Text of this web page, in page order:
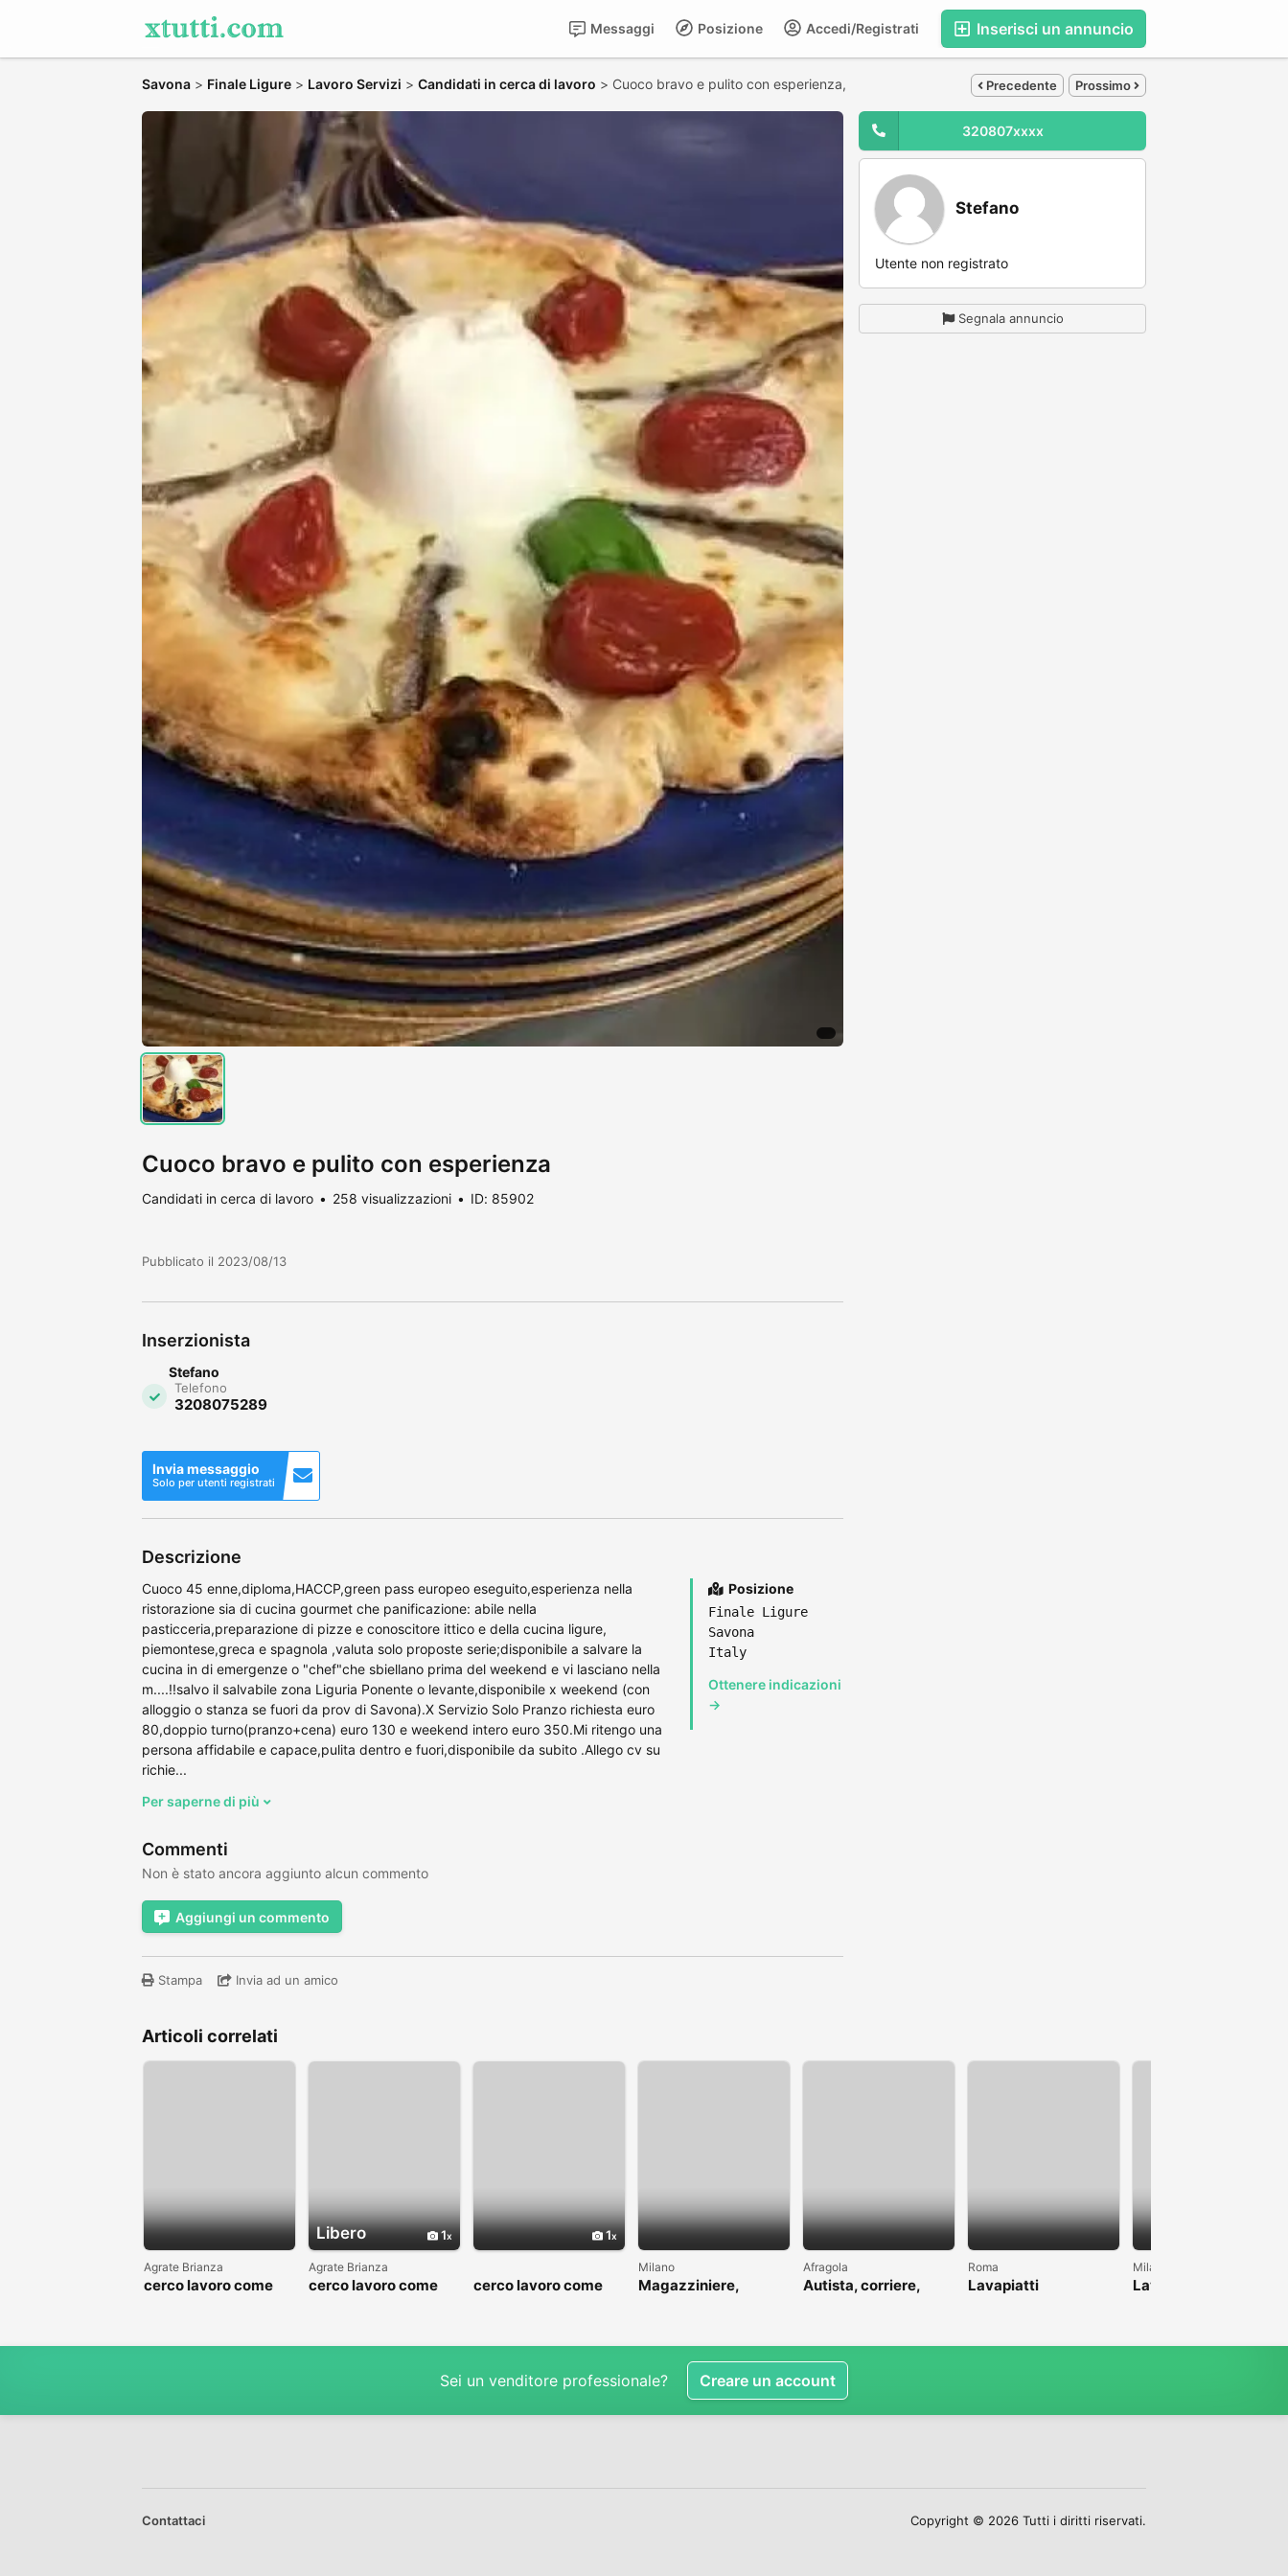
Inserisci un annuncio
Accedi/Registrati
Posizione
Messaggi
Savona > Finale Ligure > Lavoro Servizi > Candidati in cerca di lavoro > Cuoco bravo e pulito con esperienza, Precedente Prossimo
Cuoco bravo e pulito con esperienza
Candidati in cerca di lavoro 258 visualizzazioni ID: 85902
Pubblicato il 2023/08/13
Inserzionista
Stefano
Telefono
3208075289
Invia messaggio
Solo per utenti registrati
Descrizione
Cuoco 45 enne,diploma,HACCP,green pass europeo eseguito,esperienza nella
ristorazione sia di cucina gourmet che panificazione: abile nella
pasticceria,preparazione di pizze e conoscitore ittico e della cucina ligure,
piemontese,greca e spagnola ,valuta solo proposte serie;disponibile a salvare la
cucina in di emergenze o "chef"che sbiellano prima del weekend e vi lasciano nella
m....!!salvo il salvabile zona Liguria Ponente o levante,disponibile x weekend (con
alloggio o stanza se fuori da prov di Savona).X Servizio Solo Pranzo richiesta euro
80,doppio turno(pranzo+cena) euro 130 e weekend intero euro 350.Mi ritengo una
persona affidabile e capace,pulita dentro e fuori,disponibile da subito .Allego cv su
richie...
Per saperne di più
Posizione
Finale Ligure
Savona
Italy
Ottenere indicazioni
→
Commenti
Non è stato ancora aggiunto alcun commento
Aggiungi un commento
Stampa Invia ad un amico
320807xxxx
Stefano
Utente non registrato
Segnala annuncio
Articoli correlati
Agrate Brianza
cerco lavoro come
Libero 1
Agrate Brianza
cerco lavoro come
1
cerco lavoro come
Milano
Magazziniere,
Afragola
Autista, corriere,
Roma
Lavapiatti
Milano
Lavoro come pulizie
Sei un venditore professionale? Creare un account
Contattaci Copyright © 2026 Tutti i diritti riservati.